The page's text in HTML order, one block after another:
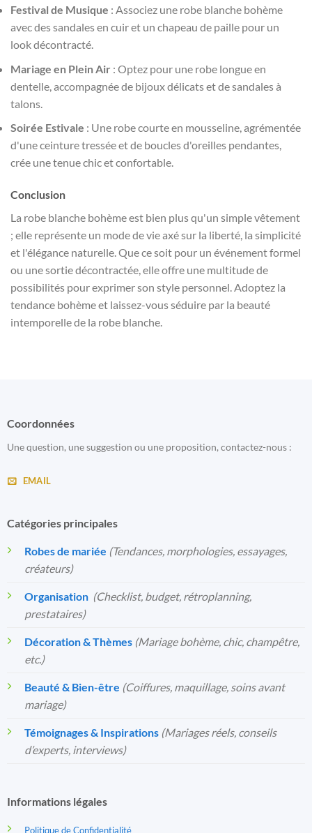
Festival de Musique : Associez une robe blanche bohème
avec des sandales en cuir et un chapeau de paille pour un
look décontracté.
Mariage en Plein Air : Optez pour une robe longue en
dentelle, accompagnée de bijoux délicats et de sandales à
talons.
Soirée Estivale : Une robe courte en mousseline, agrémentée
d'une ceinture tressée et de boucles d'oreilles pendantes,
crée une tenue chic et confortable.
Conclusion
La robe blanche bohème est bien plus qu'un simple vêtement
; elle représente un mode de vie axé sur la liberté, la simplicité
et l'élégance naturelle. Que ce soit pour un événement formel
ou une sortie décontractée, elle offre une multitude de
possibilités pour exprimer son style personnel. Adoptez la
tendance bohème et laissez-vous séduire par la beauté
intemporelle de la robe blanche.
Coordonnées
Une question, une suggestion ou une proposition, contactez-nous :
EMAIL
Catégories principales
Robes de mariée (Tendances, morphologies, essayages,
créateurs)
Organisation️ (Checklist, budget, rétroplanning,
prestataires)
Décoration & Thèmes (Mariage bohème, chic, champêtre,
etc.)
Beauté & Bien-être (Coiffures, maquillage, soins avant
mariage)
Témoignages & Inspirations (Mariages réels, conseils
d’experts, interviews)
Informations légales
Politique de Confidentialité